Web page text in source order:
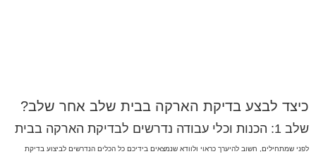
כיצד לבצע בדיקת הארקה בבית שלב אחר שלב?
שלב 1: הכנות וכלי עבודה נדרשים לבדיקת הארקה בבית
לפני שמתחילים, חשוב להיערך כראוי ולוודא שנמצאים בידיכם כל הכלים הנדרשים לביצוע בדיקת